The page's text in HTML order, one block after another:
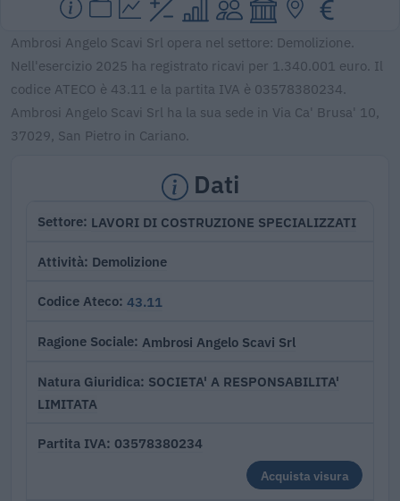
Ambrosi Angelo Scavi Srl opera nel settore: Demolizione.
Nell'esercizio 2025 ha registrato ricavi per 1.340.001 euro. Il
codice ATECO è 43.11 e la partita IVA è 03578380234.
Ambrosi Angelo Scavi Srl ha la sua sede in Via Ca' Brusa' 10,
37029, San Pietro in Cariano.
Dati
Settore LAVORI DI COSTRUZIONE SPECIALIZZATI
Attività Demolizione
Codice Ateco 43.11
Ragione Sociale Ambrosi Angelo Scavi Srl
Natura Giuridica SOCIETA' A RESPONSABILITA'
LIMITATA
Partita IVA 03578380234
Acquista visura